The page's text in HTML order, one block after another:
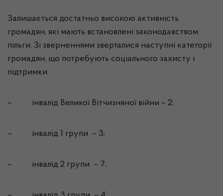
Залишається достатньо високою активність
громадян, які мають встановлені законодавством
пільги. Зі зверненнями зверталися наступні категорії
громадян, що потребують соціального захисту і
підтримки:
– інвалід Великої Вітчизняної війни – 2;
– інвалід 1 групи – 3;
– інвалід 2 групи – 7;